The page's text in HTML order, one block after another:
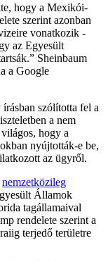
hogy a Mexikói-
szerint azonban
vonatkozik -
az Egyesült
Sheinbaum
a Google
szólította fel a
a nem
hogy a
nyújtották-e be,
az ügyről.
nemzetközileg
Államok
tagállamaival
rendelete szerint a
terjedő területre